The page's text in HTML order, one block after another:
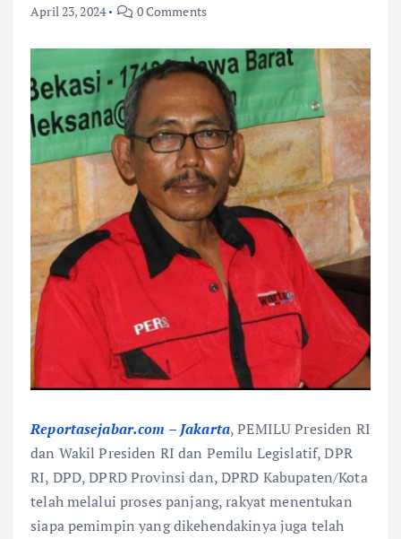
April 23, 2024
0 Comments
Reportasejabar.com – Jakarta, PEMILU Presiden RI
dan Wakil Presiden RI dan Pemilu Legislatif, DPR
RI, DPD, DPRD Provinsi dan, DPRD Kabupaten/Kota
telah melalui proses panjang, rakyat menentukan
siapa pemimpin yang dikehendakinya juga telah